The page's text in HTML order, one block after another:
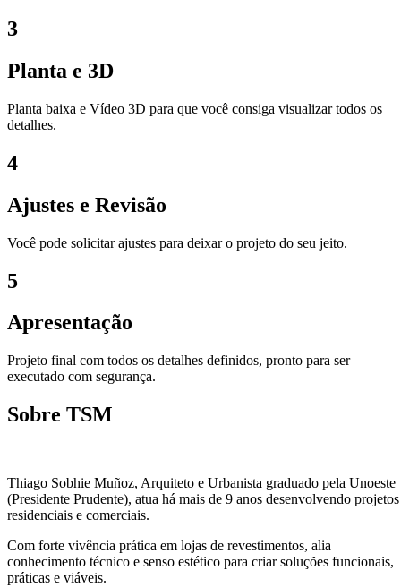
3
Planta e 3D
Planta baixa e Vídeo 3D para que você consiga visualizar todos os
detalhes.
4
Ajustes e Revisão
Você pode solicitar ajustes para deixar o projeto do seu jeito.
5
Apresentação
Projeto final com todos os detalhes definidos, pronto para ser
executado com segurança.
Sobre TSM
Thiago Sobhie Muñoz, Arquiteto e Urbanista graduado pela Unoeste
(Presidente Prudente), atua há mais de 9 anos desenvolvendo projetos
residenciais e comerciais.
Com forte vivência prática em lojas de revestimentos, alia
conhecimento técnico e senso estético para criar soluções funcionais,
práticas e viáveis.